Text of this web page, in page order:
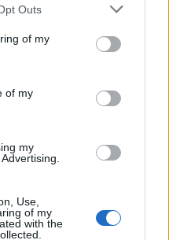
Outs
of my
of my
my
Use,
of my
with the
της
«πέντε
στόχο τον
την κατάκτηση του
και αδιαφορούμε για
αναβάθμιση των
την άνοδο των
την κερδοφορία
με τα ρολόγια και
μες τα ενδύματα,